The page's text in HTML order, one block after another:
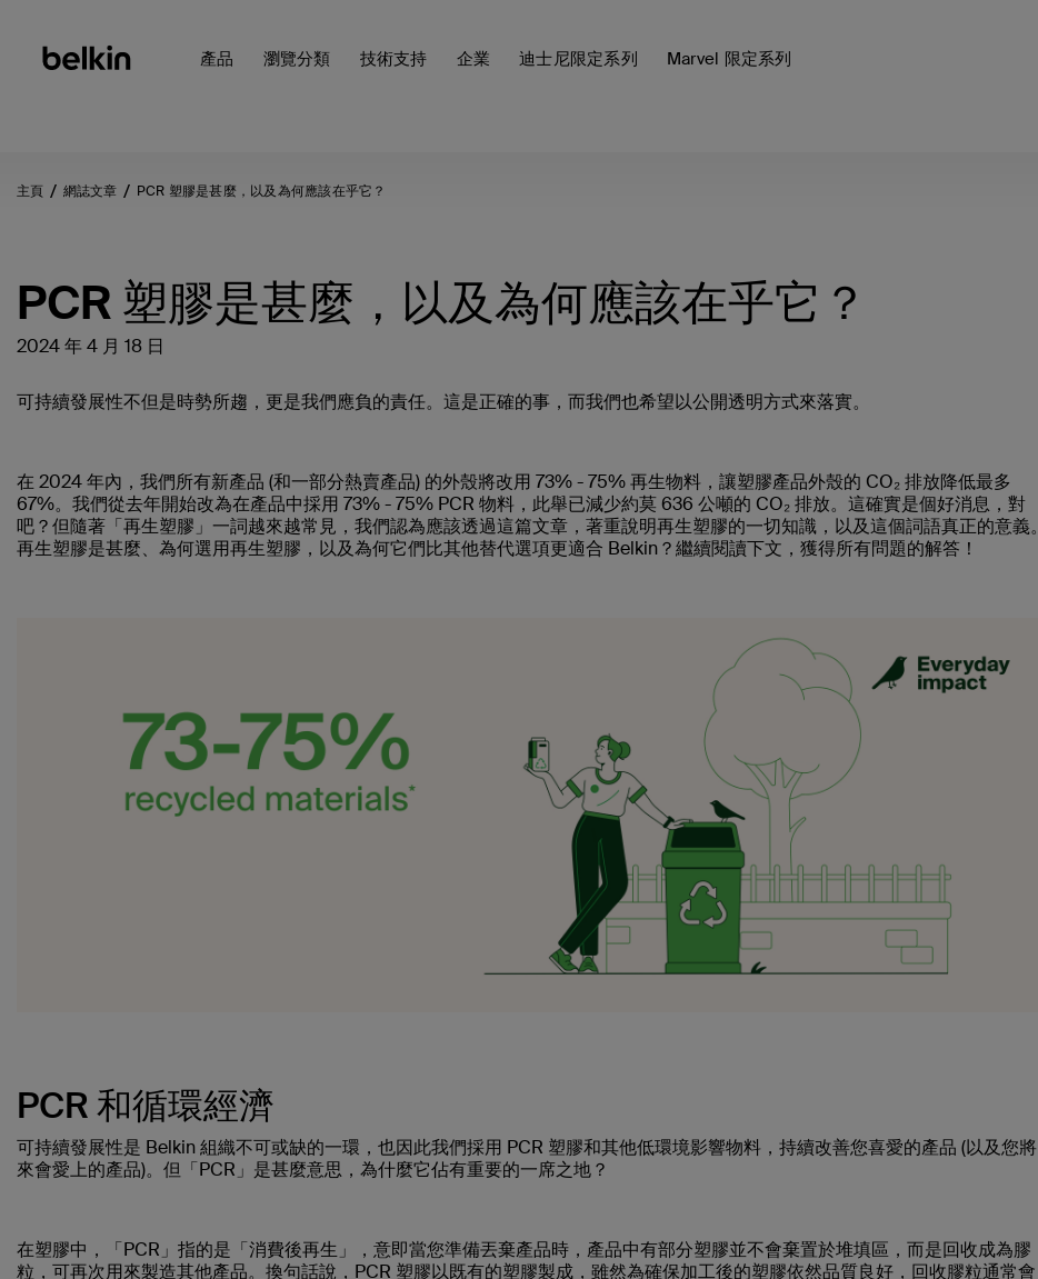
產品 瀏覽分類 技術支持 企業 迪士尼限定系列 Marvel 限定系列
主頁 網誌文章 PCR 塑膠是甚麼，以及為何應該在乎它？
PCR 塑膠是甚麼，以及為何應該在乎它？
2024 年 4 月 18 日
可持續發展性不但是時勢所趨，更是我們應負的責任。這是正確的事，而我們也希望以公開透明方式來落實。
在 2024 年內，我們所有新產品 (和一部分熱賣產品) 的外殼將改用 73% - 75% 再生物料，讓塑膠產品外殼的 CO₂ 排放降低最多
67%。我們從去年開始改為在產品中採用 73% - 75% PCR 物料，此舉已減少約莫 636 公噸的 CO₂ 排放。這確實是個好消息，對
吧？但隨著「再生塑膠」一詞越來越常見，我們認為應該透過這篇文章，著重說明再生塑膠的一切知識，以及這個詞語真正的意義。
再生塑膠是甚麼、為何選用再生塑膠，以及為何它們比其他替代選項更適合 Belkin？繼續閱讀下文，獲得所有問題的解答！
PCR 和循環經濟
可持續發展性是 Belkin 組織不可或缺的一環，也因此我們採用 PCR 塑膠和其他低環境影響物料，持續改善您喜愛的產品 (以及您將
來會愛上的產品)。但「PCR」是甚麼意思，為什麼它佔有重要的一席之地？
在塑膠中，「PCR」指的是「消費後再生」，意即當您準備丟棄產品時，產品中有部分塑膠並不會棄置於堆填區，而是回收成為膠
粒，可再次用來製造其他產品。換句話說，PCR 塑膠以既有的塑膠製成，雖然為確保加工後的塑膠依然品質良好，回收膠粒通常會